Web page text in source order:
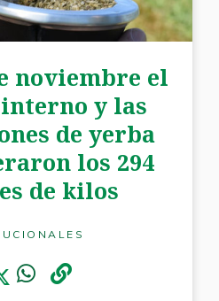
noviembre el
y las
de yerba
los 294
de kilos